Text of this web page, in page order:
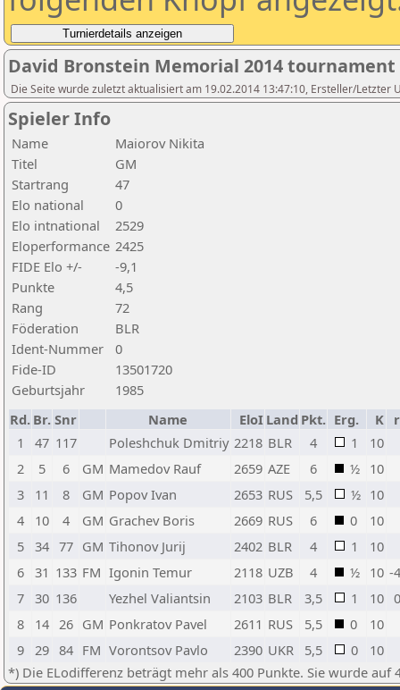
David Bronstein Memorial 2014 tournament
Die Seite wurde zuletzt aktualisiert am 19.02.2014 13:47:10, Ersteller/Letzter
Spieler Info
Name
Maiorov Nikita
Titel
GM
Startrang
47
Elo national
0
Elo intnational
2529
Eloperformance 2425
FIDE Elo +/-
-9,1
Punkte
4,5
Rang
72
Föderation
BLR
Ident-Nummer
0
Fide-ID
13501720
Geburtsjahr
1985
Rd. Br. Snr Name EloI Land Pkt. Erg. K
1
47 117 Poleshchuk Dmitriy 2218 BLR 4 1
10
2
5 6 GM Mamedov Rauf 2659 AZE 6 ½ 10
3
11 8 GM Popov Ivan 2653 RUS 5,5 ½ 10
4
10 4 GM Grachev Boris 2669 RUS 6 0
10
5
34 77 GM Tihonov Jurij 2402 BLR 4 1
10
6
31 133 FM Igonin Temur 2118 UZB 4 ½ 10 -
7
30 136 Yezhel Valiantsin 2103 BLR 3,5 1 10
8
14 26 GM Ponkratov Pavel 2611 RUS 5,5 0
10
9
29 84 FM Vorontsov Pavlo 2390 UKR 5,5 0
10
*) Die ELodifferenz beträgt mehr als 400 Punkte. Sie wurde auf